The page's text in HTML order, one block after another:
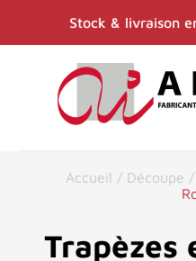
Stock & livraison
Accueil / Découpe /
Trapèzes